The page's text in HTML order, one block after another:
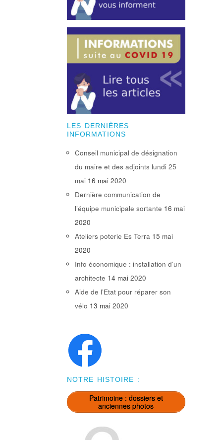
LES DERNIÈRES
INFORMATIONS
Conseil municipal de désignation
du maire et des adjoints lundi 25
mai 16 mai 2020
Dernière communication de
l’équipe municipale sortante 16 mai
2020
Ateliers poterie Es Terra 15 mai
2020
Info économique : installation d’un
architecte 14 mai 2020
Aide de l’Etat pour réparer son
vélo 13 mai 2020
NOTRE HISTOIRE :
Patrimoine : dossiers et
anciennes photos